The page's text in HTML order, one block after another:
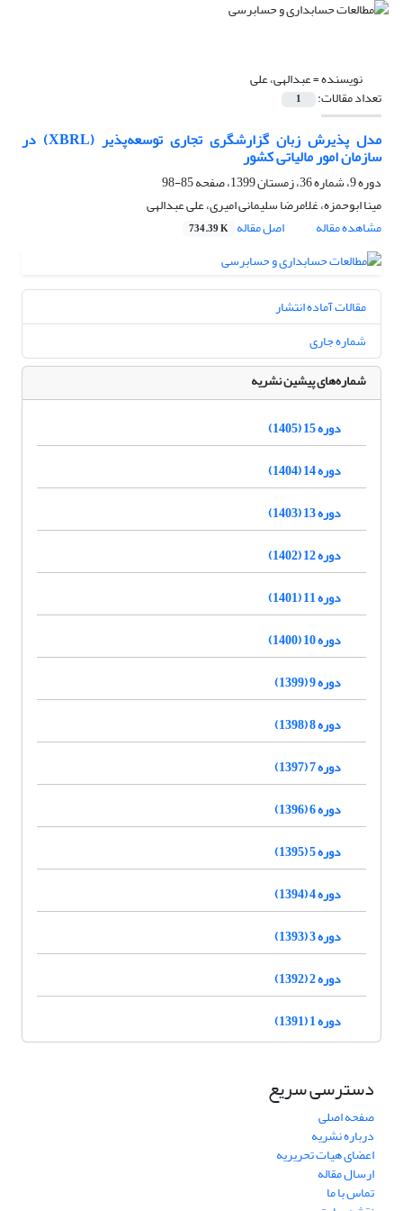
نویسنده =عبدالهی، علی
تعداد مقالات: 1
مدل پذیرش زبان گزارشگری تجاری توسعه‌پذیر (XBRL) در
سازمان امور مالیاتی کشور
دوره 9، شماره 36، زمستان 1399، صفحه
85-98
مینا ابوحمزه، غلامرضا سلیمانی امیری، علی عبدالهی
مشاهده مقاله
اصل مقاله 734.39 K
مقالات آماده انتشار
شماره جاری
شماره‌های پیشین نشریه
دوره 15 (1405)
دوره 14 (1404)
دوره 13 (1403)
دوره 12 (1402)
دوره 11 (1401)
دوره 10 (1400)
دوره 9 (1399)
دوره 8 (1398)
دوره 7 (1397)
دوره 6 (1396)
دوره 5 (1395)
دوره 4 (1394)
دوره 3 (1393)
دوره 2 (1392)
دوره 1 (1391)
دسترسی سریع
صفحه اصلی
درباره نشریه
اعضای هیات تحریریه
ارسال مقاله
تماس با ما